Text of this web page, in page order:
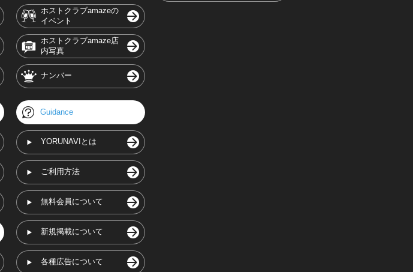
ホストクラブamazeの
イベント
ホストクラブamaze店
内写真
ナンバー
Guidance
YORUNAVIとは
ご利用方法
無料会員について
新規掲載について
各種広告について